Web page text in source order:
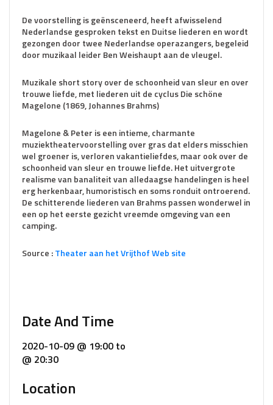
De voorstelling is geënsceneerd, heeft afwisselend
Nederlandse gesproken tekst en Duitse liederen en wordt
gezongen door twee Nederlandse operazangers, begeleid
door muzikaal leider Ben Weishaupt aan de vleugel.
Muzikale short story over de schoonheid van sleur en over
trouwe liefde, met liederen uit de cyclus Die schöne
Magelone (1869, Johannes Brahms)
Magelone & Peter is een intieme, charmante
muziektheatervoorstelling over gras dat elders misschien
wel groener is, verloren vakantieliefdes, maar ook over de
schoonheid van sleur en trouwe liefde. Het uitvergrote
realisme van banaliteit van alledaagse handelingen is heel
erg herkenbaar, humoristisch en soms ronduit ontroerend.
De schitterende liederen van Brahms passen wonderwel in
een op het eerste gezicht vreemde omgeving van een
camping.
Source :Theater aan het Vrijthof Web site
Date And Time
2020-10-09 @ 19:00 to
@ 20:30
Location